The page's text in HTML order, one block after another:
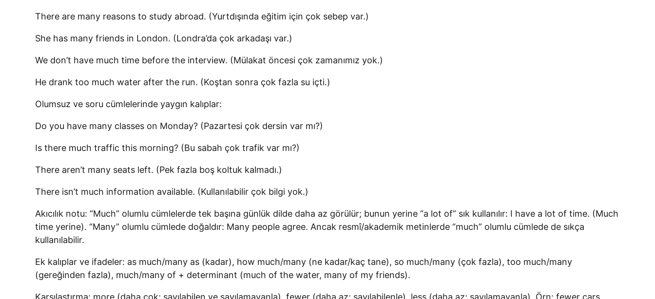
There are many reasons to study abroad. (Yurtdışında eğitim için çok sebep var.)
She has many friends in London. (Londra’da çok arkadaşı var.)
We don’t have much time before the interview. (Mülakat öncesi çok zamanımız yok.)
He drank too much water after the run. (Koştan sonra çok fazla su içti.)
Olumsuz ve soru cümlelerinde yaygın kalıplar:
Do you have many classes on Monday? (Pazartesi çok dersin var mı?)
Is there much traffic this morning? (Bu sabah çok trafik var mı?)
There aren’t many seats left. (Pek fazla boş koltuk kalmadı.)
There isn’t much information available. (Kullanılabilir çok bilgi yok.)
Akıcılık notu: “Much” olumlu cümlelerde tek başına günlük dilde daha az görülür; bunun yerine “a lot of” sık kullanılır: I have a lot of time. (Much
time yerine). “Many” olumlu cümlede doğaldır: Many people agree. Ancak resmî/akademik metinlerde “much” olumlu cümlede de sıkça
kullanılabilir.
Ek kalıplar ve ifadeler: as much/many as (kadar), how much/many (ne kadar/kaç tane), so much/many (çok fazla), too much/many
(gereğinden fazla), much/many of + determinant (much of the water, many of my friends).
Karşılaştırma: more (daha çok; sayılabilen ve sayılamayanla), fewer (daha az; sayılabilenle), less (daha az; sayılamayanla). Örn: fewer cars,